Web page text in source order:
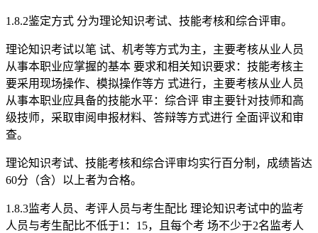
1.8.2鉴定方式 分为理论知识考试、技能考核和综合评审。
理论知识考试以笔 试、机考等方式为主，主要考核从业人员
从事本职业应掌握的基本 要求和相关知识要求：技能考核主
要采用现场操作、模拟操作等方 式进行，主要考核从业人员
从事本职业应具备的技能水平：综合评 审主要针对技师和高
级技师，采取审阅申报材料、答辩等方式进行 全面评议和审
查。
理论知识考试、技能考核和综合评审均实行百分制，成绩皆达
60分（含）以上者为合格。
1.8.3监考人员、考评人员与考生配比 理论知识考试中的监考
人员与考生配比不低于1：15，且每个考 场不少于2名监考人